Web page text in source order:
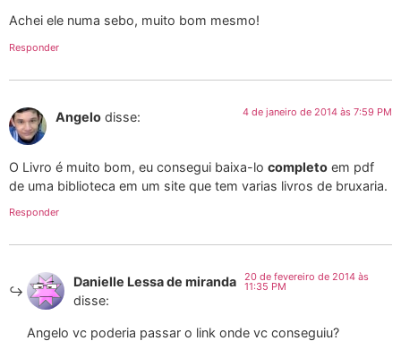
Achei ele numa sebo, muito bom mesmo!
Responder
Angelo disse: 4 de janeiro de 2014 às 7:59 PM
O Livro é muito bom, eu consegui baixa-lo completo em pdf
de uma biblioteca em um site que tem varias livros de bruxaria.
Responder
Danielle Lessa de miranda
disse:
20 de fevereiro de 2014 às
11:35 PM
Angelo vc poderia passar o link onde vc conseguiu?